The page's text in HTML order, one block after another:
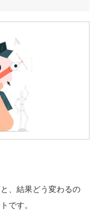
、結果どう変わるの
です。